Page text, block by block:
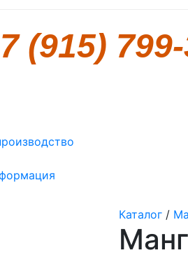
(915)
Каталог /